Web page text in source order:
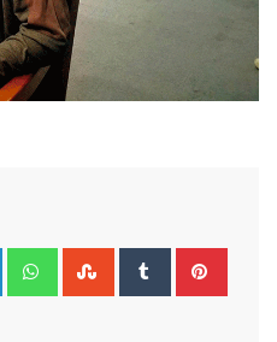
LinkedIn WhatsappStumbleUpon
Tumblr